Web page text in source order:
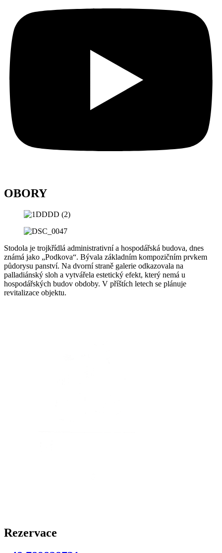
OBORY
Stodola je trojkřídlá administrativní a hospodářská budova, dnes
známá jako „Podkova“. Bývala základním kompozičním prvkem
půdorysu panství. Na dvorní straně galerie odkazovala na
palladiánský sloh a vytvářela estetický efekt, který nemá u
hospodářských budov obdoby. V příštích letech se plánuje
revitalizace objektu.
Rezervace